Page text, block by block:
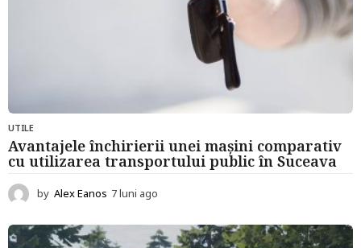
UTILE
Avantajele închirierii unei mașini comparativ
cu utilizarea transportului public în Suceava
by Alex Eanos 7 luni ago
u
n